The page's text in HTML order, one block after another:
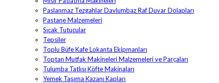
Paslanmaz Tezgahlar Davlumbaz Raf Duvar Dolapları
Pastane Malzemeleri
Sıcak Tutucular
Tepsiler
Toplu Büfe Kafe Lokanta Ekipmanları
Toptan Mutfak Makineleri Malzemeleri ve Parçaları
Tulumba Tatlısı Köfte Makinaları
Yemek Taşıma Kazanı Kapları